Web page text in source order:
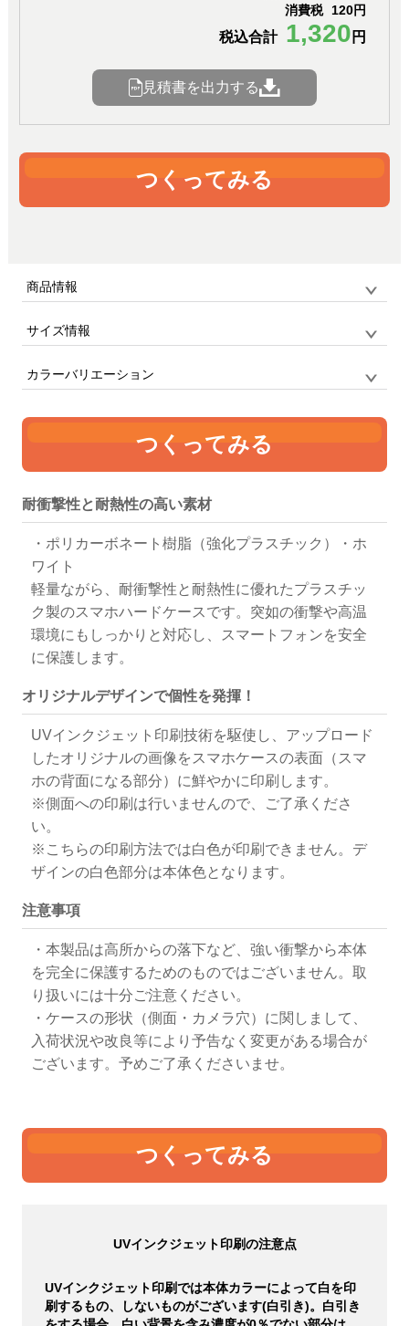
消費税 120円
税込合計 1,320 円
見積書を出力する
つくってみる
商品情報
品番
サイズ情報
対応機種：iPhone17 Air
単位:mm
78.5
カラーバリエーション
つくってみる
耐衝撃性と耐熱性の高い素材
・ポリカーボネート樹脂（強化プラスチック）・ホ
ワイト
軽量ながら、耐衝撃性と耐熱性に優れたプラスチッ
ク製のスマホハードケースです。突如の衝撃や高温
環境にもしっかりと対応し、スマートフォンを安全
に保護します。
オリジナルデザインで個性を発揮！
UVインクジェット印刷技術を駆使し、アップロード
したオリジナルの画像をスマホケースの表面（スマ
ホの背面になる部分）に鮮やかに印刷します。
※側面への印刷は行いませんので、ご了承くださ
い。
※こちらの印刷方法では白色が印刷できません。デ
ザインの白色部分は本体色となります。
注意事項
・本製品は高所からの落下など、強い衝撃から本体
を完全に保護するためのものではございません。取
り扱いには十分ご注意ください。
・ケースの形状（側面・カメラ穴）に関しまして、
入荷状況や改良等により予告なく変更がある場合が
ございます。予めご了承くださいませ。
つくってみる
UVインクジェット印刷の注意点
UVインクジェット印刷では本体カラーによって白を印
刷するもの、しないものがございます(白引き)。白引き